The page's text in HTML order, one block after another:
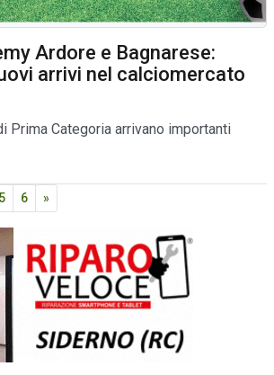
Ardore e Bagnarese:
arrivi nel calciomercato
Prima Categoria arrivano importanti
5 6 »